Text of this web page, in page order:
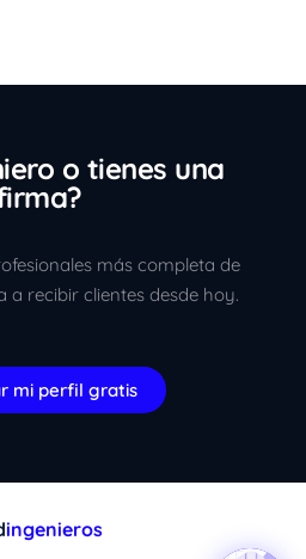
o tienes una
más completa de
a recibir clientes desde hoy.
mi perfil gratis
ingenieros